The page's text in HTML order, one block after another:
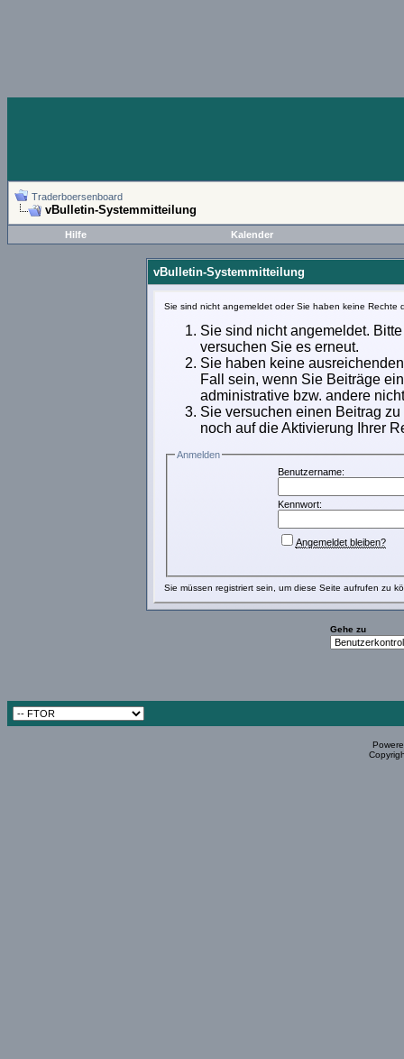
Traderboersenboard
vBulletin-Systemmitteilung
Hilfe Kalender
vBulletin-Systemmitteilung
Sie sind nicht angemeldet oder Sie haben keine
Sie sind nicht angemeldet.
versuchen Sie es erneut.
Sie haben keine
Fall sein, wenn Sie Beiträge
administrative bzw. andere
Sie versuchen einen Beitrag
noch auf die Aktivierung Ihrer
Anmelden
Benutzername:
Kennwort:
Angemeldet bleiben?
Sie müssen registriert sein, um diese Seite aufrufen zu
Gehe zu